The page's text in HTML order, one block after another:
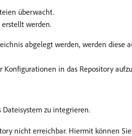
überwacht.
werden.
abgelegt werden, werden
in das Repository
zu integrieren.
nicht erreichbar. Hiermit können